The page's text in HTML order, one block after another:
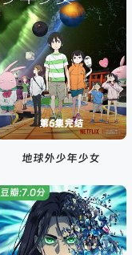
第6集完结
地球外少年少女
豆瓣:7.0分